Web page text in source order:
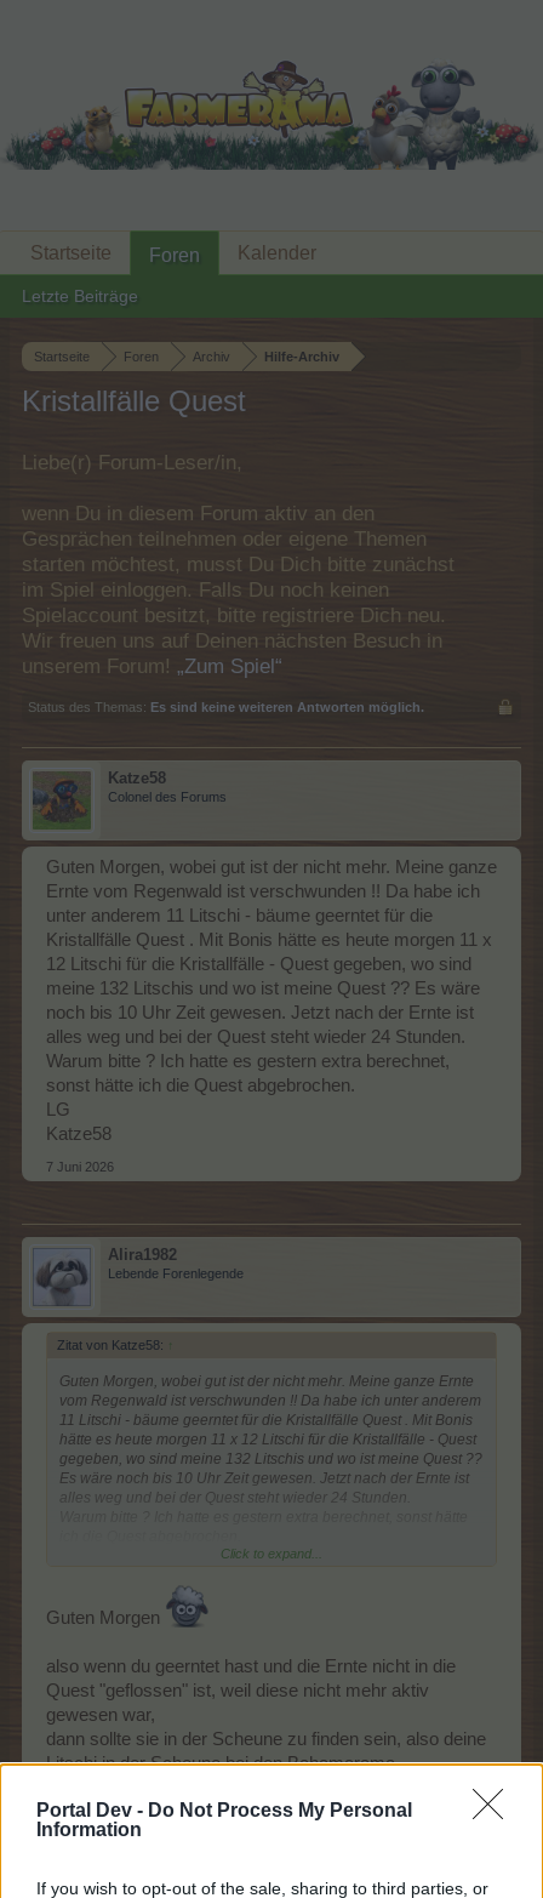
Portal Dev - Do Not Process My Personal
Information
If you wish to opt-out of the sale, sharing to third parties, or
Startseite Foren Archiv Hilfe-Archiv
Kristallfälle Quest
Liebe(r) Forum-Leser/in,
wenn Du in diesem Forum aktiv an den
Gesprächen teilnehmen oder eigene Themen
starten möchtest, musst Du Dich bitte zunächst
im Spiel einloggen. Falls Du noch keinen
Spielaccount besitzt, bitte registriere Dich neu.
Wir freuen uns auf Deinen nächsten Besuch in
unserem Forum! „Zum Spiel“
Status des Themas: Es sind keine weiteren Antworten möglich.
Katze58
Colonel des Forums
Guten Morgen, wobei gut ist der nicht mehr. Meine ganze
Ernte vom Regenwald ist verschwunden !! Da habe ich
unter anderem 11 Litschi - bäume geerntet für die
Kristallfälle Quest . Mit Bonis hätte es heute morgen 11 x
12 Litschi für die Kristallfälle - Quest gegeben, wo sind
meine 132 Litschis und wo ist meine Quest ?? Es wäre
noch bis 10 Uhr Zeit gewesen. Jetzt nach der Ernte ist
alles weg und bei der Quest steht wieder 24 Stunden.
Warum bitte ? Ich hatte es gestern extra berechnet,
sonst hätte ich die Quest abgebrochen.
LG
Katze58
7 Juni 2026
Alira1982
Lebende Forenlegende
Zitat von Katze58: ↑
Guten Morgen, wobei gut ist der nicht mehr. Meine ganze Ernte
vom Regenwald ist verschwunden !! Da habe ich unter anderem
11 Litschi - bäume geerntet für die Kristallfälle Quest . Mit Bonis
hätte es heute morgen 11 x 12 Litschi für die Kristallfälle - Quest
gegeben, wo sind meine 132 Litschis und wo ist meine Quest ??
Es wäre noch bis 10 Uhr Zeit gewesen. Jetzt nach der Ernte ist
alles weg und bei der Quest steht wieder 24 Stunden.
Click to expand...
Guten Morgen
also wenn du geerntet hast und die Ernte nicht in die
Quest "geflossen" ist, weil diese nicht mehr aktiv
gewesen war,
dann sollte sie in der Scheune zu finden sein, also deine
Litschi in der Scheune bei den Bahamarama
Du schreibst, dass noch bis 10 Uhr Zeit gewesen wäre,
das würde bedeuten, dass du die Quest gestern um 10
bist du dir da sicher? Nicht evtl. vielleicht doch schon
Startseite Foren
Letzte Beiträge
Kalender